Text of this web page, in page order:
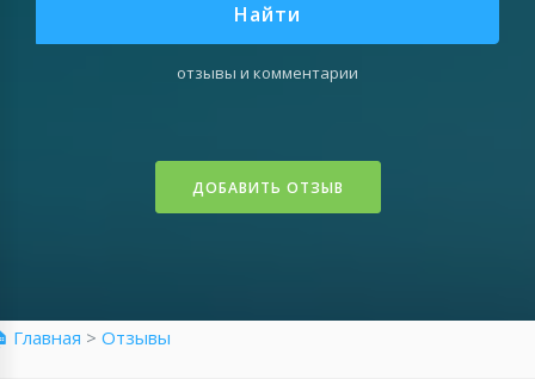
Найти
отзывы и комментарии
ДОБАВИТЬ ОТЗЫВ
Главная > Отзывы